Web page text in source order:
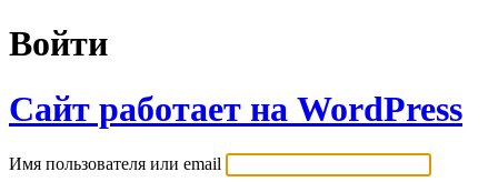
Войти
Сайт работает на WordPress
Имя пользователя или email